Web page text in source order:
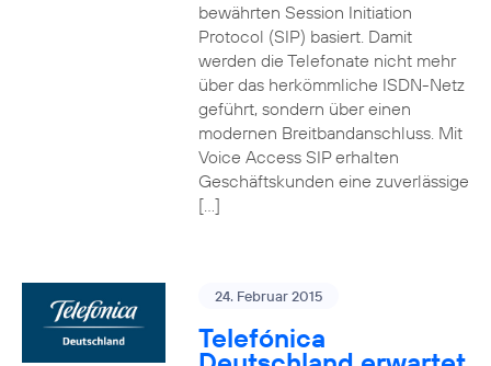
bewährten Session Initiation
Protocol (SIP) basiert. Damit
werden die Telefonate nicht mehr
über das herkömmliche ISDN-Netz
geführt, sondern über einen
modernen Breitbandanschluss. Mit
Voice Access SIP erhalten
Geschäftskunden eine zuverlässige
[…]
24. Februar 2015
Telefónica